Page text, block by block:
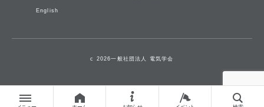
English
c 2026一般社団法人 電気学会